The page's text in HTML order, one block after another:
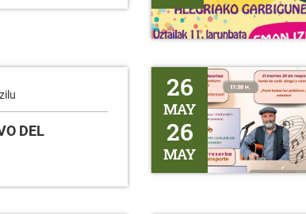
DEL
BINGO - Erentxun
26
MAY
26
MAY